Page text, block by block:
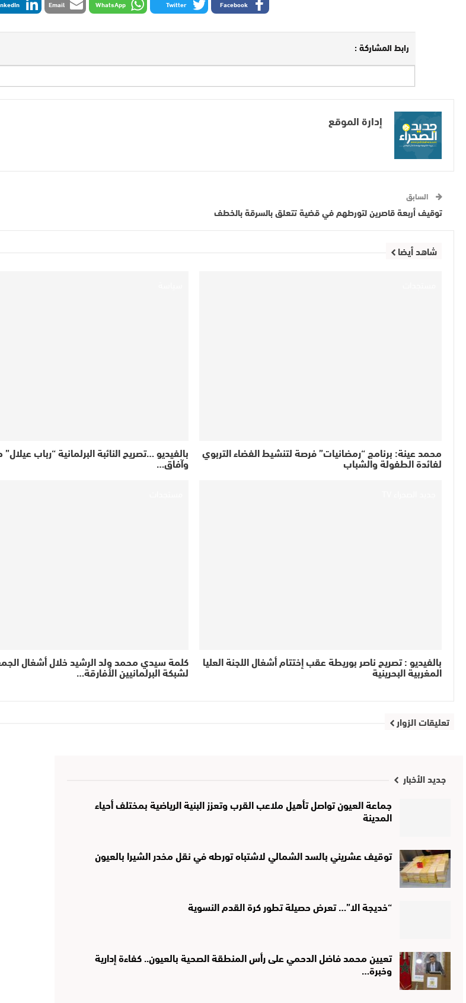
Facebook
Twitter
WhatsApp
Email
رابط المشاركة :
إدارة الموقع
السابق
توقيف أربعة قاصرين لتورطهم في قضية تتعلق بالسرقة بالخطف
شاهد أيضا
محمد عينة: برنامج “رمضانيات” فرصة لتنشيط الفضاء التربوي
لفائدة الطفولة والشباب
بالفيديو …تصريح النائبة البرلمانية “رباب
وآفاق…
بالفيديو : تصريح ناصر بوريطة عقب إختتام أشغال اللجنة العليا
المغربية البحرينية
كلمة سيدي محمد ولد الرشيد خلال أشغال
لشبكة البرلمانيين الأفارقة…
تعليقات الزوار
جديد الأخبار
جماعة العيون تواصل تأهيل ملاعب القرب وتعزز البنية الرياضية بمختلف أحياء
المدينة
توقيف عشريني بالسد الشمالي لاشتباه تورطه في نقل مخدر الشيرا بالعيون
“خديجة الا”… تعرض حصيلة تطور كرة القدم النسوية
تعيين محمد فاضل الدحمي على رأس المنطقة الصحية بالعيون.. كفاءة إدارية
وخبرة…